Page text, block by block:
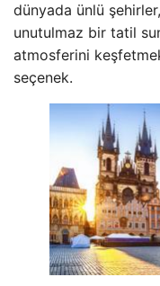
dünyada ünlü
unutulmaz bir tatil
atmosferini
seçenek.